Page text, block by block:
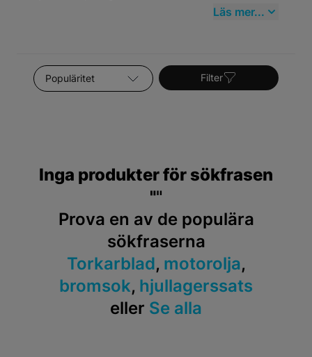
1990 och 1998, representerar Volvo 940 den
populär på begagnatmarknaden, vilket understryker
behovet av kvalitativa reservdelar.
Läs mer...
Sortera efter Filter
Inga produkter för sökfrasen
""
Prova en av de populära
sökfraserna
Torkarblad, motorolja,
bromsok, hjullagerssats
eller Se alla